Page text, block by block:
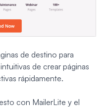
de destino para
de crear páginas
rápidamente.
con MailerLite y el